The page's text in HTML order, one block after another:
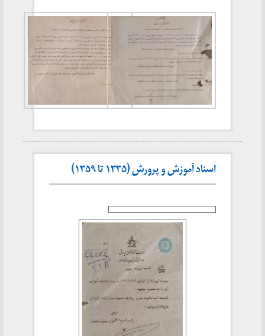
اسناد آموزش و پرورش (۱۳۳۵ تا ۱۳۵۹)